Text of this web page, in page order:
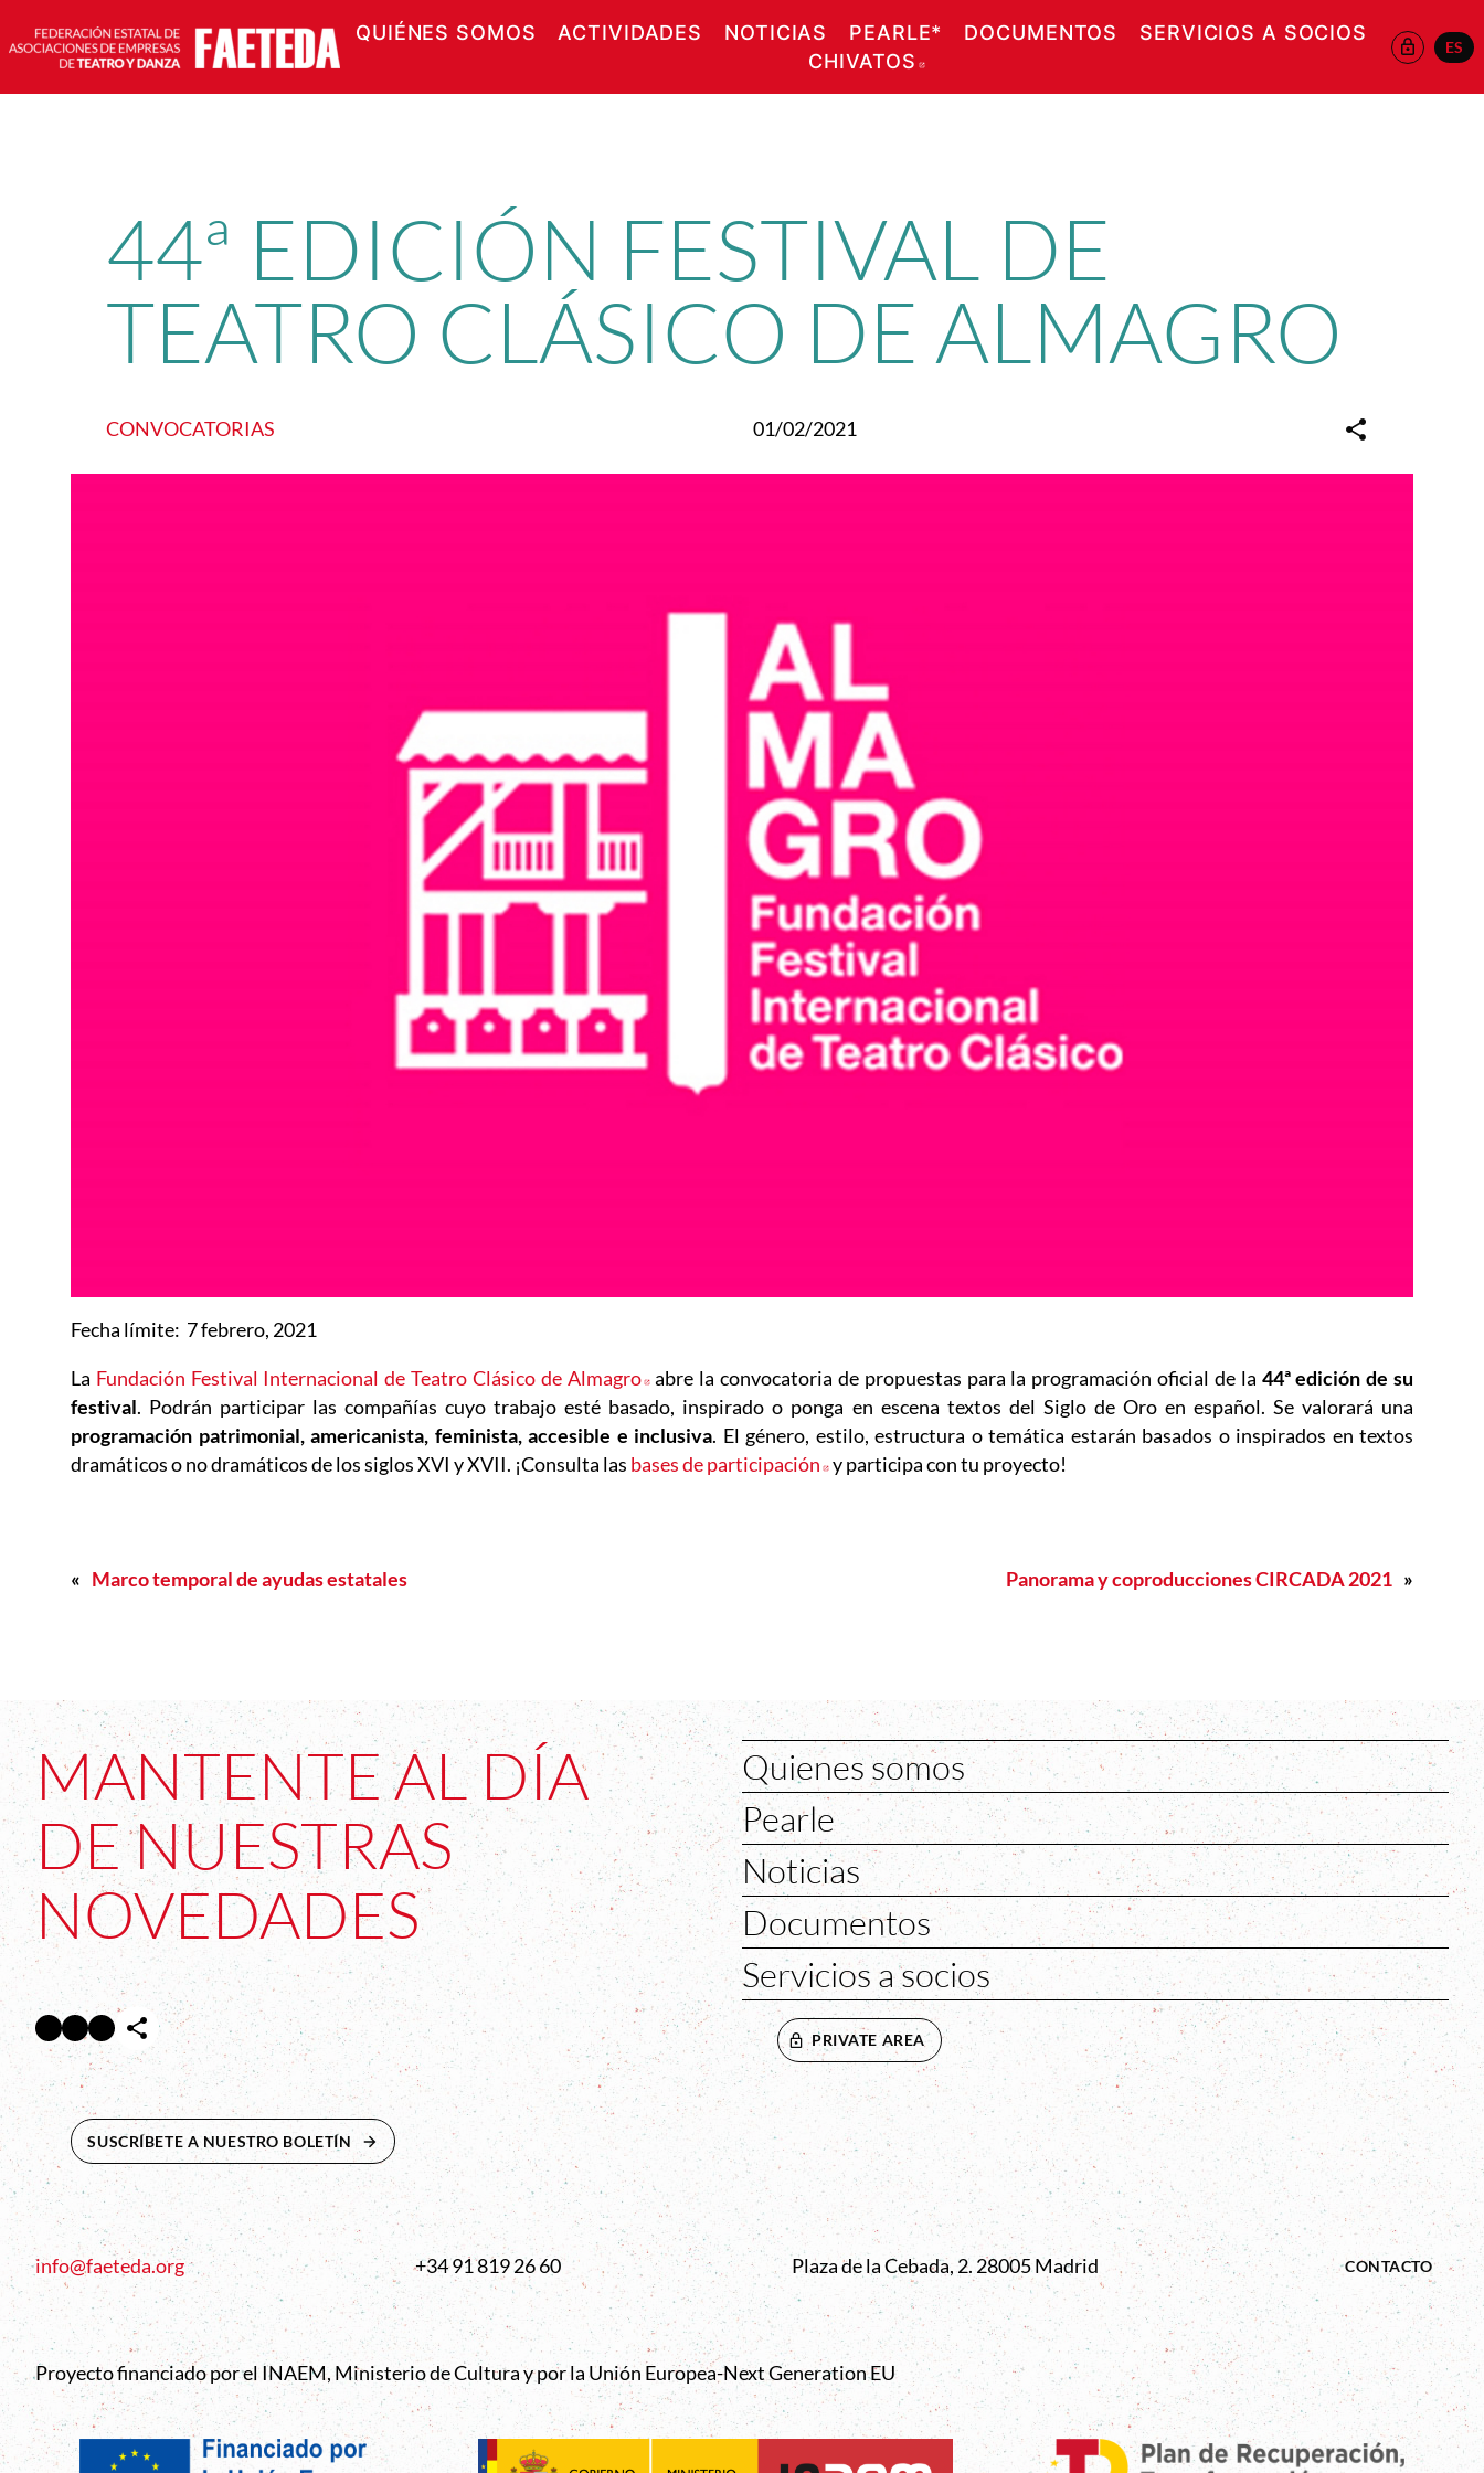
QUIÉNES SOMOS ACTIVIDADES NOTICIAS PEARLE* DOCUMENTOS
SERVICIOS A SOCIOS
CHIVATOS
ES
Saltar
44ª EDICIÓN FESTIVAL DE
TEATRO CLÁSICO DE ALMAGRO
CONVOCATORIAS 01/02/2021
Fecha límite: 7 febrero, 2021
La Fundación Festival Internacional de Teatro Clásico de Almagro Abre en nueva ventana
abre la convocatoria de propuestas para la programación oficial de la 44ª edición de su
festival. Podrán participar las compañías cuyo trabajo esté basado, inspirado o ponga en escena textos del Siglo de Oro en español. Se valorará una
programación patrimonial, americanista, feminista, accesible e inclusiva. El género, estilo, estructura o temática estarán basados o inspirados en textos
dramáticos o no dramáticos de los siglos XVI y XVII. ¡Consulta las bases de participación Abre en nueva ventana
y participa con tu proyecto!
« Marco temporal de ayudas estatales Panorama y coproducciones CIRCADA 2021 »
MANTENTE AL DÍA
DE NUESTRAS
NOVEDADES
Facebook Abre en nueva ventana
Twitter Abre en nueva ventana
InstagramAbre en nueva ventana
SUSCRÍBETE A NUESTRO BOLETÍN ABRE EN NUEVA VENTANA
Quienes somos
Pearle
Noticias
Documentos
Servicios a socios
PRIVATE AREA
info@faeteda.org +34 91 819 26 60 Plaza de la Cebada, 2. 28005 Madrid CONTACTO
Proyecto financiado por el INAEM, Ministerio de Cultura y por la Unión Europea-Next Generation EU